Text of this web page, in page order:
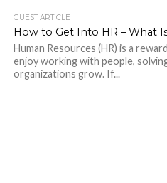
GUEST ARTICLE
How to Get Into HR – What
Human Resources (HR) is a
enjoy working with people,
organizations grow. If...